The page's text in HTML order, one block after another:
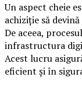
Un aspect cheie
achiziție să
De aceea,
infrastructura
Acest lucru
eficient și în